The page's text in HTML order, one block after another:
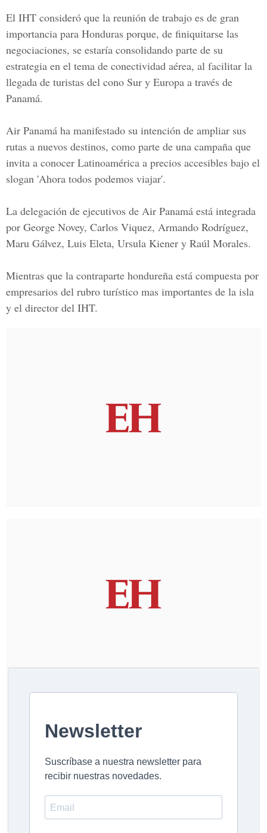
El IHT consideró que la reunión de trabajo es de gran
importancia para Honduras porque, de finiquitarse las
negociaciones, se estaría consolidando parte de su
estrategia en el tema de conectividad aérea, al facilitar la
llegada de turistas del cono Sur y Europa a través de
Panamá.
Air Panamá ha manifestado su intención de ampliar sus
rutas a nuevos destinos, como parte de una campaña que
invita a conocer Latinoamérica a precios accesibles bajo el
slogan 'Ahora todos podemos viajar'.
La delegación de ejecutivos de Air Panamá está integrada
por George Novey, Carlos Viquez, Armando Rodríguez,
Maru Gálvez, Luis Eleta, Ursula Kiener y Raúl Morales.
Mientras que la contraparte hondureña está compuesta por
empresarios del rubro turístico mas importantes de la isla
y el director del IHT.